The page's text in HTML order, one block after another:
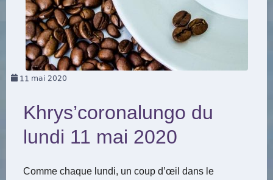
11 mai 2020
Khrys’coronalungo du
lundi 11 mai 2020
Comme chaque lundi, un coup d’œil dans le